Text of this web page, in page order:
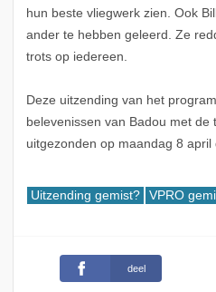
hun beste vliegwerk zien. Ook
ander te hebben geleerd. Ze
trots op iedereen.
Deze uitzending van het
belevenissen van Badou met de
uitgezonden op maandag 8 april
Uitzending gemist? VPRO
deel